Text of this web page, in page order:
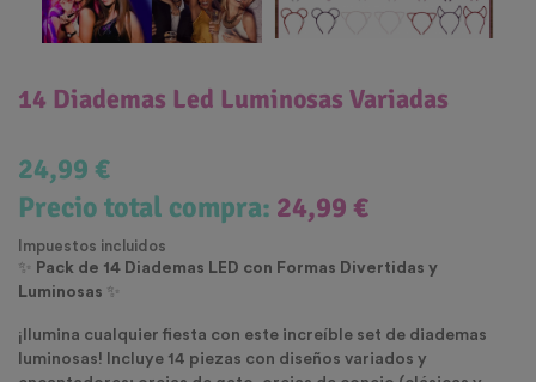
14 Diademas Led Luminosas Variadas
24,99 €
Precio total compra: 24,99 €
Impuestos incluidos
✨
Pack de 14 Diademas LED con Formas Divertidas y
Luminosas ✨
¡Ilumina cualquier fiesta con este increíble set de diademas
luminosas! Incluye 14 piezas con diseños variados y